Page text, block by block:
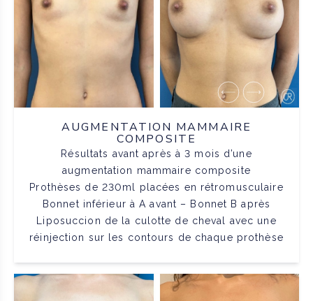
AUGMENTATION MAMMAIRE
COMPOSITE
Résultats avant après à 3 mois d’une
augmentation mammaire composite
Prothèses de 230ml placées en rétromusculaire
Bonnet inférieur à A avant – Bonnet B après
Liposuccion de la culotte de cheval avec une
réinjection sur les contours de chaque prothèse